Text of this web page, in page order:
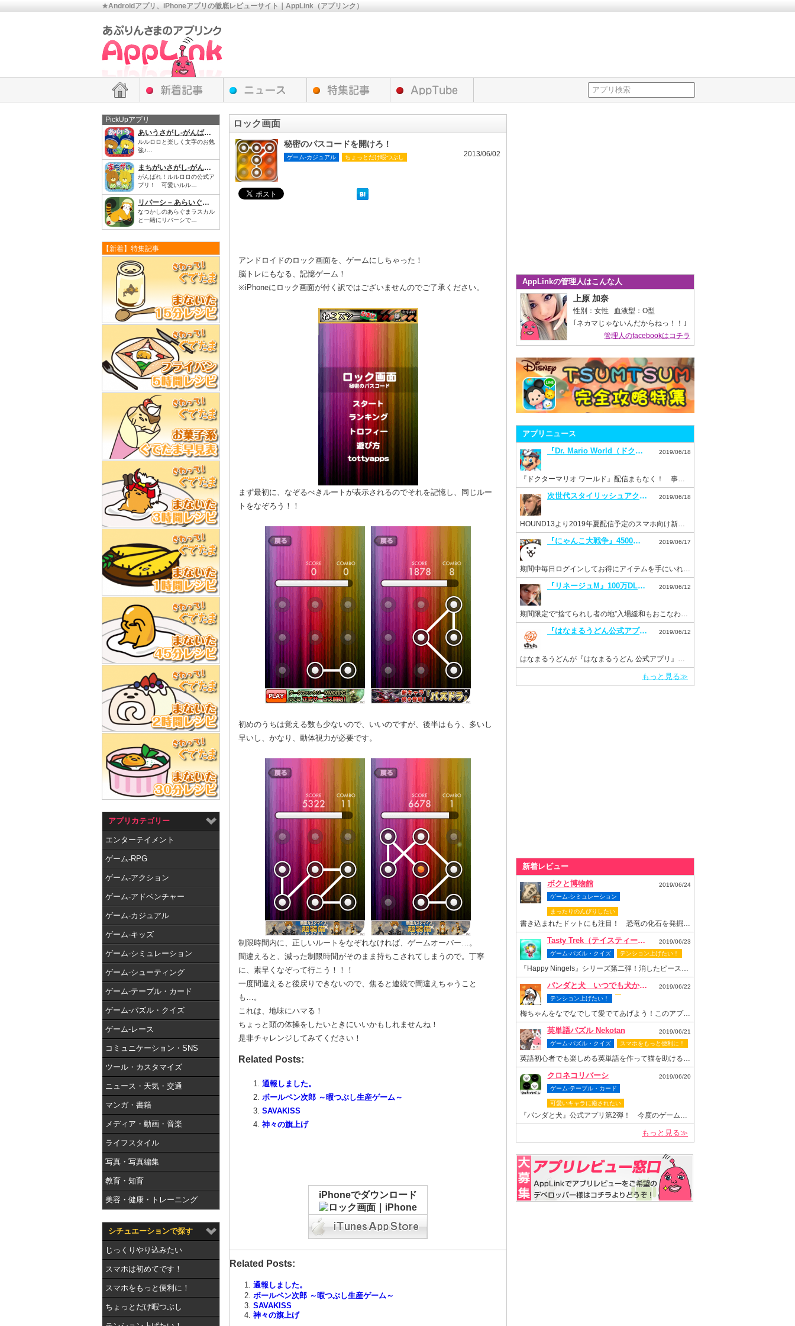
★Androidアプリ、iPhoneアプリの徹底レビューサイト｜AppLink（アプリンク）
PickUpアプリ
あいうさがし‐がんばれ！ルルロロ
ルルロロと楽しく文字のお勉
強♪…
まちがいさがし‐がんばれ！ルルロロ
がんばれ！ルルロロの公式ア
プリ！ 可愛いルル…
リバーシ – あらいぐまラスカル｜世界名作劇場
なつかしのあらぐまラスカル
と一緒にリバーシで…
【新着】特集記事
アプリカテゴリー
エンターテイメント
ゲーム-RPG
ゲーム-アクション
ゲーム-アドベンチャー
ゲーム-カジュアル
ゲーム-キッズ
ゲーム-シミュレーション
ゲーム-シューティング
ゲーム-テーブル・カード
ゲーム-パズル・クイズ
ゲーム-レース
コミュニケーション・SNS
ツール・カスタマイズ
ニュース・天気・交通
マンガ・書籍
メディア・動画・音楽
ライフスタイル
写真・写真編集
教育・知育
美容・健康・トレーニング
シチュエーションで探す
じっくりやり込みたい
スマホは初めてです！
スマホをもっと便利に！
ちょっとだけ暇つぶし
ロック画面
秘密のパスコードを開けろ！
ゲーム-カジュアル ちょっとだけ暇つぶし 2013/06/02
アンドロイドのロック画面を、ゲームにしちゃった！
脳トレにもなる、記憶ゲーム！
※iPhoneにロック画面が付く訳ではございませんのでご了承ください。
まず最初に、なぞるべきルートが表示されるのでそれを記憶し、同じルー
トをなぞろう！！
初めのうちは覚える数も少ないので、いいのですが、後半はもう、多いし
早いし、かなり、動体視力が必要です。
制限時間内に、正しいルートをなぞれなければ、ゲームオーバー…。
間違えると、減った制限時間がそのまま持ちこされてしまうので。丁寧
に、素早くなぞって行こう！！！
一度間違えると後戻りできないので、焦ると連続で間違えちゃうこと
も…。
これは、地味にハマる！
ちょっと頭の体操をしたいときにいいかもしれませんね！
是非チャレンジしてみてください！
Related Posts:
通報しました。
ボールペン次郎 ～暇つぶし生産ゲーム～
SAVAKISS
神々の旗上げ
iPhoneでダウンロード
Related Posts:
通報しました。
ボールペン次郎 ～暇つぶし生産ゲーム～
SAVAKISS
神々の旗上げ
AppLinkの管理人はこんな人
上原 加奈
性別：女性 血液型：O型
｢ネカマじゃないんだからねっ！！｣
管理人のfacebookはコチラ
アプリニュース
『Dr. Mario World（ドクターマリオ ワールド）』7月10日配信決定！事前登録もスタート！
2019/06/18
『ドクターマリオ ワールド』配信まもなく！ 事前登録を済ませておこう！
次世代スタイリッシュアクション『ハンドレッドソウル』事前登録スタート！ 2019/06/18
HOUND13より2019年夏配信予定のスマホ向け新作ゲーム『ハンドレッドソウル』事前登録開始
『にゃんこ大戦争』4500万DL突破記念イベントを開催。毎日ログインでネコカン20個もらえる！ 2019/06/17
期間中毎日ログインしてお得にアイテムを手にいれよう！
『リネージュM』100万DL突破を記念して“ドラゴンのサファイア”などを配布。新イベント“Versus”も開催！ 2019/06/12
期間限定で“捨てられし者の地”入場緩和もおこなわれる。
『はなまるうどん公式アプリ』がリニューアルして6月11日より配信開始！ 2019/06/12
はなまるうどんが『はなまるうどん 公式アプリ』をInsight Coreで開発
もっと見る≫
新着レビュー
ボクと博物館
2019/06/24
ゲーム-シミュレーション
まったりのんびりしたい
書き込まれたドットにも注目！ 恐竜の化石を発掘して博物館を再建しよう
Tasty Trek（テイスティー・トレック）
2019/06/23
ゲーム-パズル・クイズ
テンション上げたい！
『Happy Ningels』シリーズ第二弾！消したピースでスロットも回せちゃう爽快感抜群のなぞりパズルゲーム！
パンダと犬 いつでも犬かわいーぬ
2019/06/22
テンション上げたい！
梅ちゃんをなでなでして愛でてあげよう！このアプリがあれば梅ちゃんといつまでもいっしょ！
英単語パズル Nekotan
2019/06/21
ゲーム-パズル・クイズ
スマホをもっと便利に！
英語初心者でも楽しめる英単語を作って猫を助ける可愛いパズルゲーム
クロネコリバーシ
2019/06/20
ゲーム-テーブル・カード
可愛いキャラに癒されたい
『パンダと犬』公式アプリ第2弾！ 今度のゲームは“クロネコヤマモト”が主役のリバーシゲーム！
もっと見る≫